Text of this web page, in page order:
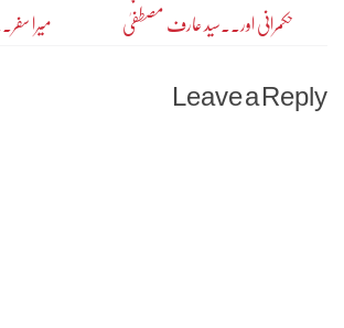
navigation
حکمرانی اور۔۔سید عارف مصطفیٰ میرا
Leave a Reply